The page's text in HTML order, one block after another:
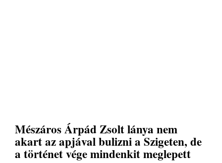
Mészáros Árpád Zsolt lánya nem
akart az apjával bulizni a Szigeten, de
a történet vége mindenkit meglepett